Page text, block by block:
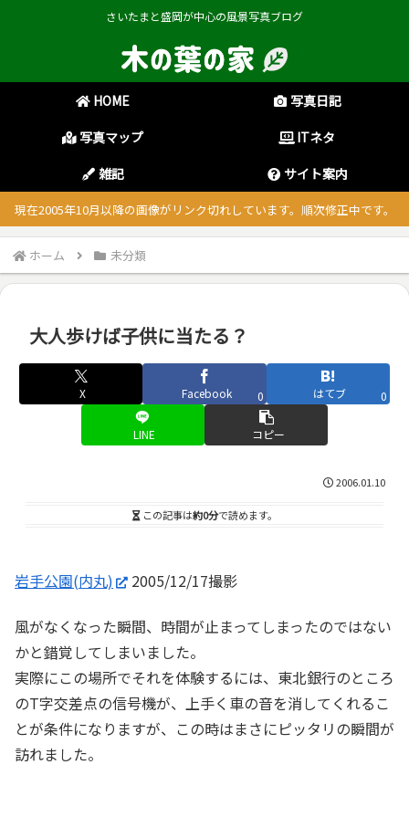
さいたまと盛岡が中心の風景写真ブログ
HOME
写真日記
写真マップ
ITネタ
雑記
サイト案内
現在2005年10月以降の画像がリンク切れしています。順次修正中です。
ホーム 未分類
大人歩けば子供に当たる？
X Facebook 0 はてブ 0
LINE コピー
2006.01.10
この記事は約0分で読めます。
岩手公園(内丸) 2005/12/17撮影
風がなくなった瞬間、時間が止まってしまったのではない
かと錯覚してしまいました。
実際にこの場所でそれを体験するには、東北銀行のところ
のT字交差点の信号機が、上手く車の音を消してくれるこ
とが条件になりますが、この時はまさにピッタリの瞬間が
訪れました。